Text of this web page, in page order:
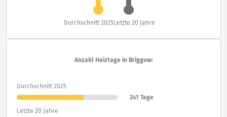
Durchschnitt 2025Letzte 20 Jahre
Anzahl Heiztage in Briggow:
Durchschnitt 2025
241 Tage
Letzte 20 Jahre